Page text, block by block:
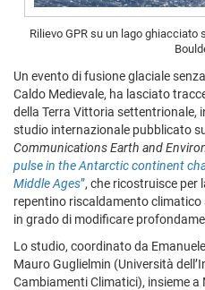
Rilievo GPR su un lago
Un evento di fusione glaciale
Caldo Medievale, ha lasciato
della Terra Vittoria settentrionale,
studio internazionale pubblicato
Communications Earth and
pulse in the Antarctic continent
Middle Ages”, che ricostruisce per
repentino riscaldamento
in grado di modificare
Lo studio, coordinato da
Mauro Guglielmin (Università
Cambiamenti Climatici), insieme